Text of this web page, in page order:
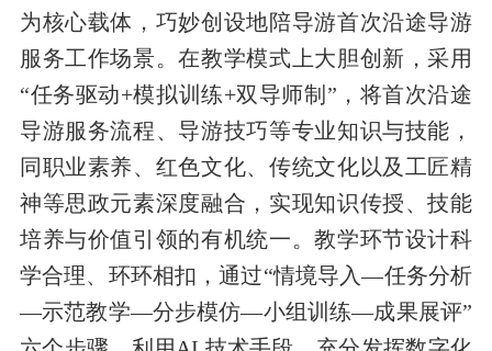
为核心载体，巧妙创设地陪导游首次沿途导游
服务工作场景。在教学模式上大胆创新，采用
“任务驱动+模拟训练+双导师制”，将首次沿途
导游服务流程、导游技巧等专业知识与技能，
同职业素养、红色文化、传统文化以及工匠精
神等思政元素深度融合，实现知识传授、技能
培养与价值引领的有机统一。教学环节设计科
学合理、环环相扣，通过“情境导入—任务分析
—示范教学—分步模仿—小组训练—成果展评”